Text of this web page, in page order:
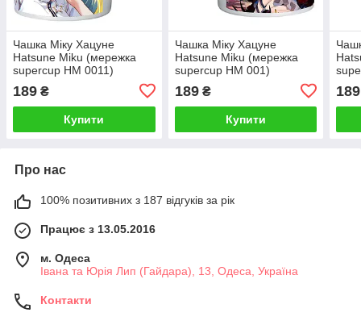
Чашка Міку Хацуне
Hatsune Miku (мережка
supercup HM 0011)
189 ₴
Купити
Чашка Міку Хацуне
Hatsune Miku (мережка
supercup HM 001)
189₴
Купити
189
Про нас
100% позитивних з 187 відгуків за рік
Працює з 13.05.2016
м. Одеса
Івана та Юрія Лип (Гайдара), 13, Одеса, Україна
Контакти